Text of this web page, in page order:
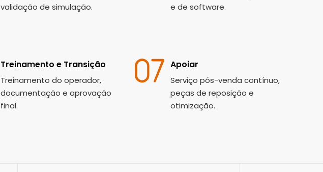
validação de simulação.
e de software.
Treinamento e Transição
Treinamento do operador,
documentação e aprovação
final.
Apoiar
Serviço pós-venda contínuo,
peças de reposição e
otimização.